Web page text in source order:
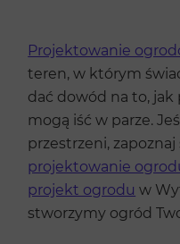
Projektowanie
teren, w którym
dać dowód na to,
mogą iść w parze.
przestrzeni,
projektowanie
projekt ogrodu w
stworzymy ogród